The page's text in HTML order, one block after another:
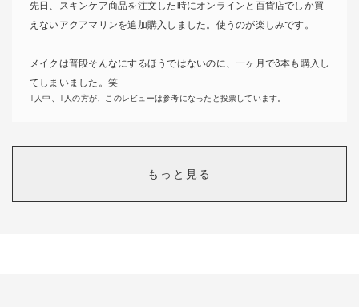
先日、スキンケア商品を注文した時にオンラインと百貨店でしか買
えないアクアマリンを追加購入しました。使うのが楽しみです。
メイクは普段そんなにするほうではないのに、一ヶ月で3本も購入し
てしまいました。笑
1人中、1人の方が、このレビューは参考になったと投票しています。
鮮やかというよりは上品
もっと見る